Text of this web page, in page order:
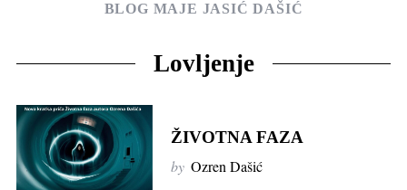
BLOG MAJE JASIĆ DAŠIĆ
Lovljenje
ŽIVOTNA FAZA
by Ozren Dašić